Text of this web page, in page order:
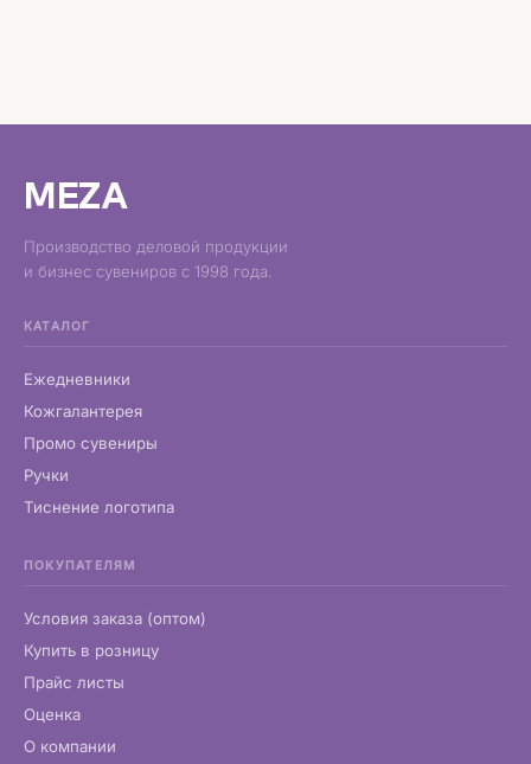
MEZA
Производство деловой продукции
и бизнес сувениров с 1998 года.
КАТАЛОГ
Ежедневники
Кожгалантерея
Промо сувениры
Ручки
Тиснение логотипа
ПОКУПАТЕЛЯМ
Условия заказа (оптом)
Купить в розницу
Прайс листы
Оценка
О компании